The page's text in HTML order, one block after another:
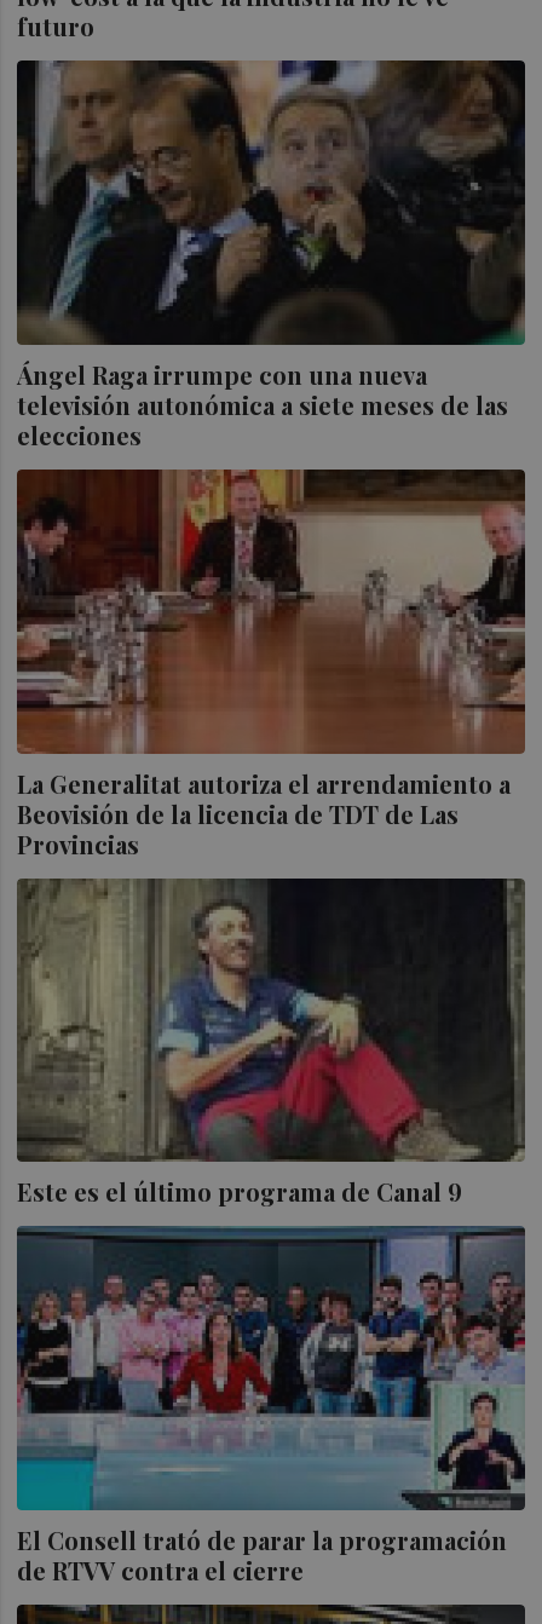
futuro
Ángel Raga irrumpe con una nueva
televisión autonómica a siete meses de las
elecciones
La Generalitat autoriza el arrendamiento a
Beovisión de la licencia de TDT de Las
Provincias
Este es el último programa de Canal 9
El Consell trató de parar la programación
de RTVV contra el cierre